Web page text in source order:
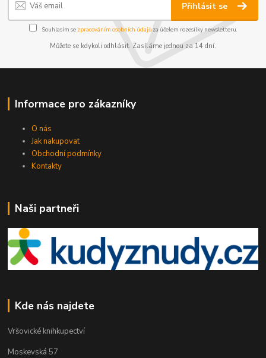
Přihlásit se
Souhlasím se zpracováním osobních údajůza účelem rozesílky newsletteru.
Můžete se kdykoli odhlásit. Zasíláme jednou za 14 dní.
Informace pro zákazníky
O nás
Jak nakupovat
Obchodní podmínky
Kontakty
Naši partneři
Kde nás najdete
Vršovické knihkupectví
Moskevská 57